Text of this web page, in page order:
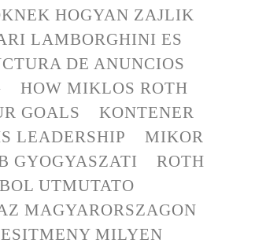
HOGYAN ZAJLIK
LAMBORGHINI ES
DE ANUNCIOS
HOW MIKLOS ROTH
GOALS
KONTENER
LEADERSHIP
MIKOR
GYOGYASZATI
ROTH
UTMUTATO
MAGYARORSZAGON
MILYEN